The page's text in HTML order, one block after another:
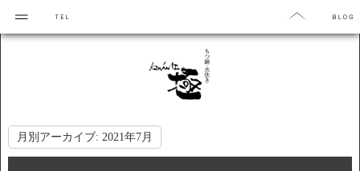
月別アーカイブ: 2021年7月